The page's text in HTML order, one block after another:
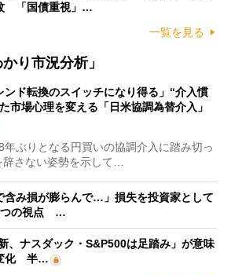
「国債重視」…
一覧を見る
り市況分析」
ンド転換のスイッチになり得る」“介入慣
市場心理を変える「日米協調為替介入」
ぶりとなる円買いの協調介入に踏み切っ
辞さない姿勢を示して…
含み損が膨らんで…」損失を投資家として
つの視点 …
、ナスダック・S&P500は足踏み」が意味
化 半…